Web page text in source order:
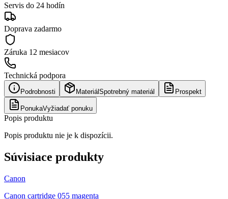
Servis do 24 hodín
Doprava zadarmo
Záruka 12 mesiacov
Technická podpora
Podrobnosti Materiál Spotrebný materiál Prospekt
PonukaVyžiadať ponuku
Popis produktu
Popis produktu nie je k dispozícii.
Súvisiace produkty
Canon
Canon cartridge 055 magenta